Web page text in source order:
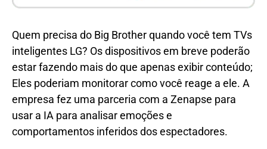
Quem precisa do Big Brother quando você tem TVs
inteligentes LG? Os dispositivos em breve poderão
estar fazendo mais do que apenas exibir conteúdo;
Eles poderiam monitorar como você reage a ele. A
empresa fez uma parceria com a Zenapse para
usar a IA para analisar emoções e
comportamentos inferidos dos espectadores.